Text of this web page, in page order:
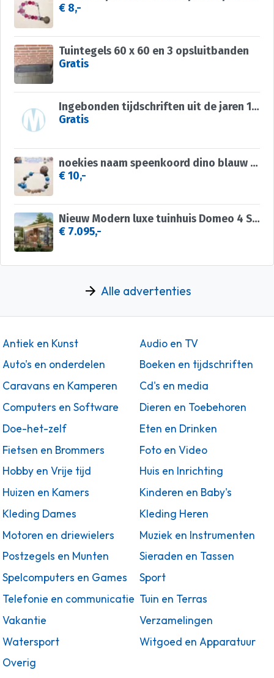
€ 8,-
Tuintegels 60 x 60 en 3 opsluitbanden
Gratis
Ingebonden tijdschriften uit de jaren 1935-1941: PANORAMA GROOT ROTTERDAM & WERELDKRONIEK
Gratis
noekies naam speenkoord dino blauw khaki wit nr 2
€ 10,-
Nieuw Modern luxe tuinhuis Domeo 4 Set
€ 7.095,-
Alle advertenties
Antiek en Kunst
Audio en TV
Auto's en onderdelen
Boeken en tijdschriften
Caravans en Kamperen
Cd's en media
Computers en Software
Dieren en Toebehoren
Doe-het-zelf
Eten en Drinken
Fietsen en Brommers
Foto en Video
Hobby en Vrije tijd
Huis en Inrichting
Huizen en Kamers
Kinderen en Baby's
Kleding Dames
Kleding Heren
Motoren en driewielers
Muziek en Instrumenten
Postzegels en Munten
Sieraden en Tassen
Spelcomputers en Games
Sport
Telefonie en communicatie Tuin en Terras
Vakantie
Verzamelingen
Watersport
Witgoed en Apparatuur
Overig